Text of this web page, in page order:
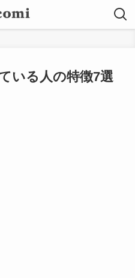
いる人の特徴7選